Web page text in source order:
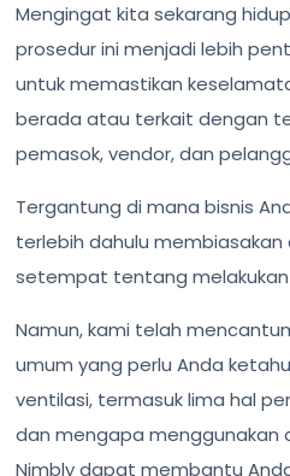
Mengingat kita sekarang
prosedur ini menjadi lebih
untuk memastikan
berada atau terkait dengan
pemasok, vendor, dan
Tergantung di mana bisnis
terlebih dahulu
setempat tentang
Namun, kami telah
umum yang perlu Anda
ventilasi, termasuk lima hal
dan mengapa menggunakan
Nimbly dapat membantu